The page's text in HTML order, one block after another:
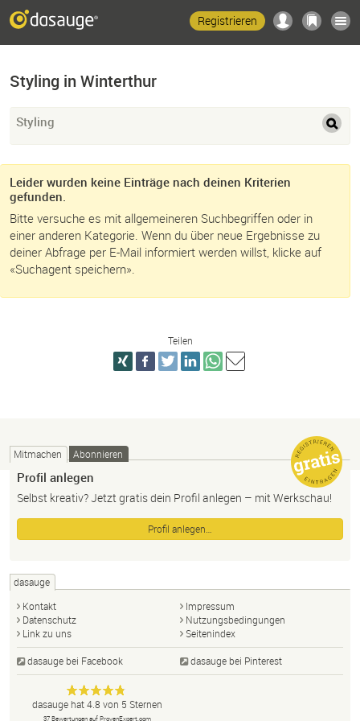
Registrieren
Styling in Winterthur
Styling
Leider wurden keine Einträge nach deinen Kriterien
gefunden.
Bitte versuche es mit allgemeineren Suchbegriffen oder in
einer anderen Kategorie. Wenn du über neue Ergebnisse zu
deiner Abfrage per E-Mail informiert werden willst, klicke auf
«Suchagent speichern».
Teilen
Mitmachen Abonnieren
Profil anlegen
Selbst kreativ? Jetzt gratis dein Profil anlegen – mit Werkschau!
Profil anlegen…
dasauge
Kontakt
Impressum
Datenschutz
Nutzungsbedingungen
Link zu uns
Seitenindex
dasauge bei Facebook dasauge bei Pinterest
dasauge
Designer,
Anonym
dasaugehat4.8 von 5 Sternen
37Bewertungen auf ProvenExpert.com